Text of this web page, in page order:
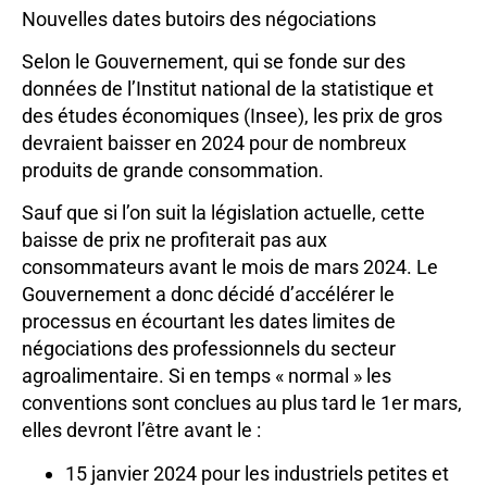
Nouvelles dates butoirs des négociations
Selon le Gouvernement, qui se fonde sur des
données de l’Institut national de la statistique et
des études économiques (Insee), les prix de gros
devraient baisser en 2024 pour de nombreux
produits de grande consommation.
Sauf que si l’on suit la législation actuelle, cette
baisse de prix ne profiterait pas aux
consommateurs avant le mois de mars 2024. Le
Gouvernement a donc décidé d’accélérer le
processus en écourtant les dates limites de
négociations des professionnels du secteur
agroalimentaire. Si en temps « normal » les
conventions sont conclues au plus tard le 1er mars,
elles devront l’être avant le :
15 janvier 2024 pour les industriels petites et